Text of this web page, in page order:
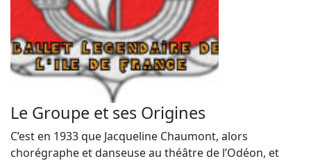
Le Groupe et ses Origines
C’est en 1933 que Jacqueline Chaumont, alors
chorégraphe et danseuse au théâtre de l’Odéon, et